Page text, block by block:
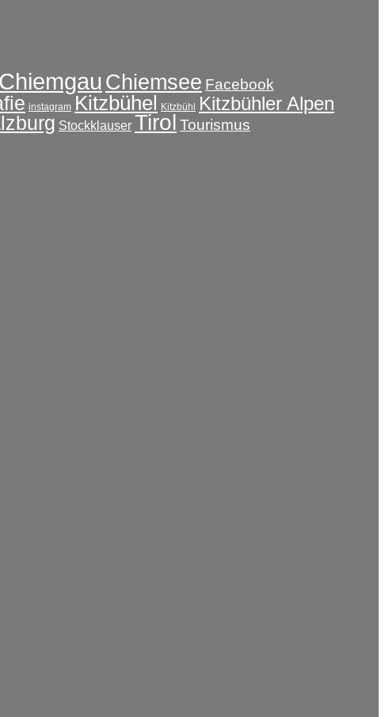
Chiemgau Chiemsee Facebook
instagram Kitzbühel Kitzbühl Kitzbühler Alpen
Stockklauser Tirol Tourismus